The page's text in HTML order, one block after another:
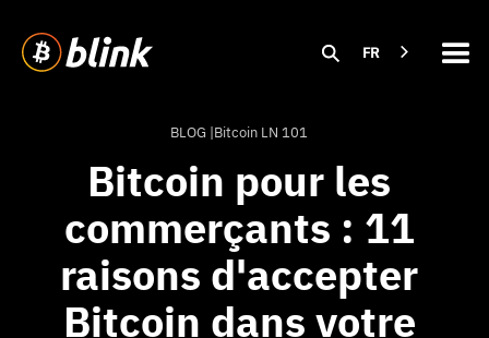
FR
BLOG |Bitcoin LN 101
Bitcoin pour les
commerçants : 11
raisons d'accepter
Bitcoin dans votre